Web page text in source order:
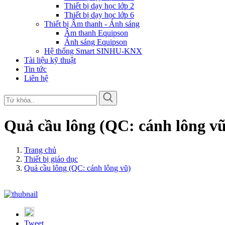
Thiết bị dạy học lớp 2
Thiết bị dạy học lớp 6
Thiết bị Âm thanh - Ánh sáng
Âm thanh Equipson
Ánh sáng Equipson
Hệ thống Smart SINHU-KNX
Tài liệu kỹ thuật
Tin tức
Liên hệ
Quả cầu lông (QC: cánh lông
Trang chủ
Thiết bị giáo dục
Quả cầu lông (QC: cánh lông vũ)